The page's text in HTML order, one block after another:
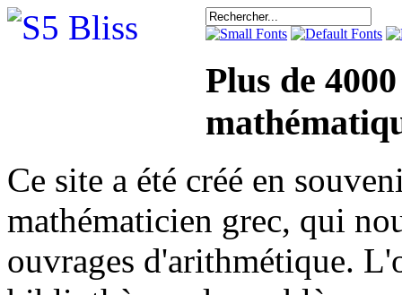
Plus de
Ce site a été créé en
mathématicien grec, qui
ouvrages d'arithmétique.